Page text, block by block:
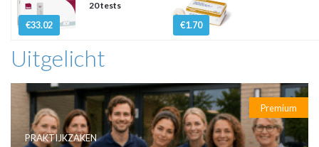
€33.02
20 tests
€1.70
Uitgelicht
Premium
PRAKTIJKZAKEN